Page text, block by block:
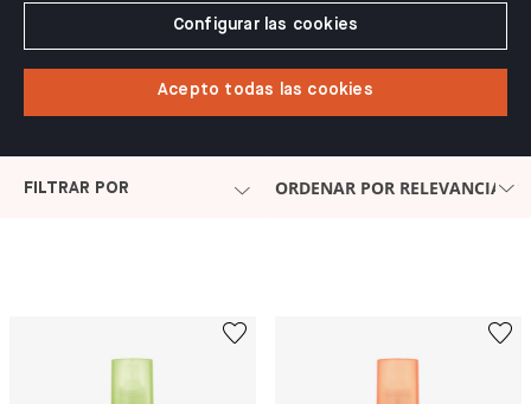
Configurar las cookies
Acepto todas las cookies
FILTRAR POR ORDENAR POR RELEVANCIA